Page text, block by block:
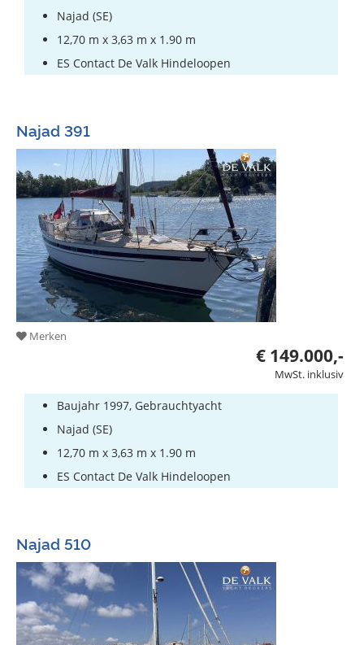
Najad (SE)
12,70 m x 3,63 m x 1.90 m
ES Contact De Valk Hindeloopen
Najad 391
Merken
€ 149.000,-
MwSt. inklusiv
Baujahr 1997, Gebrauchtyacht
Najad (SE)
12,70 m x 3,63 m x 1.90 m
ES Contact De Valk Hindeloopen
Najad 510